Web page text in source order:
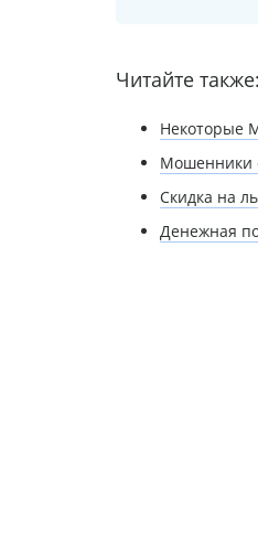
Читайте также:
Некоторые
Мошенники
Скидка на
Денежная